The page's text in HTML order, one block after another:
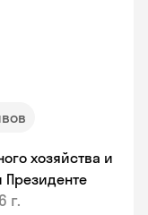
хозяйства и
Президенте
г.